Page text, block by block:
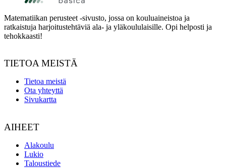
Matematiikan perusteet -sivusto, jossa on kouluaineistoa ja
ratkaistuja harjoitustehtäviä ala- ja yläkoululaisille. Opi helposti ja
tehokkaasti!
TIETOA MEISTÄ
Tietoa meistä
Ota yhteyttä
Sivukartta
AIHEET
Alakoulu
Lukio
Taloustiede